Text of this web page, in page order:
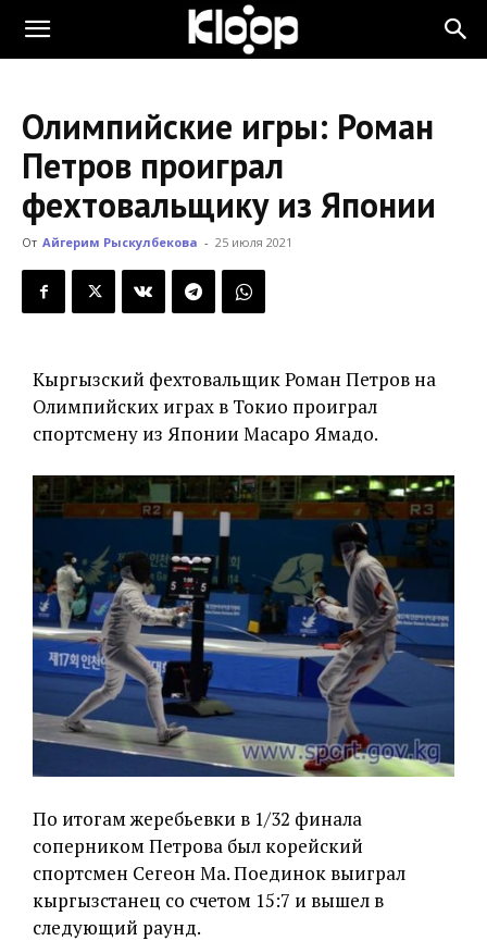
KLOOP.KG
Новости
Кыргызстана
Олимпийские игры: Роман
Петров проиграл
фехтовальщику из Японии
От Айгерим Рыскулбекова - 25 июля 2021
Кыргызский фехтовальщик Роман Петров на
Олимпийских играх в Токио проиграл
спортсмену из Японии Масаро Ямадо.
По итогам жеребьевки в 1/32 финала
соперником Петрова был корейский
спортсмен Сегеон Ма. Поединок выиграл
кыргызстанец со счетом 15:7 и вышел в
следующий раунд.